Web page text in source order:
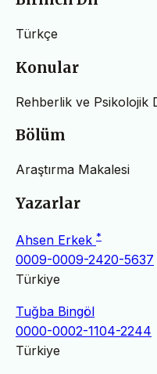
Türkçe
Konular
Rehberlik ve Psikolojik
Bölüm
Araştırma Makalesi
Yazarlar
Ahsen Erkek *
0009-0009-2420-5637
Türkiye
Tuğba Bingöl
0000-0002-1104-2244
Türkiye